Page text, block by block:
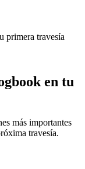
primera travesía
en tu
más importantes
travesía.